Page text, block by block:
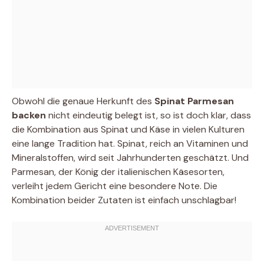
Obwohl die genaue Herkunft des Spinat Parmesan
backen nicht eindeutig belegt ist, so ist doch klar, dass
die Kombination aus Spinat und Käse in vielen Kulturen
eine lange Tradition hat. Spinat, reich an Vitaminen und
Mineralstoffen, wird seit Jahrhunderten geschätzt. Und
Parmesan, der König der italienischen Käsesorten,
verleiht jedem Gericht eine besondere Note. Die
Kombination beider Zutaten ist einfach unschlagbar!